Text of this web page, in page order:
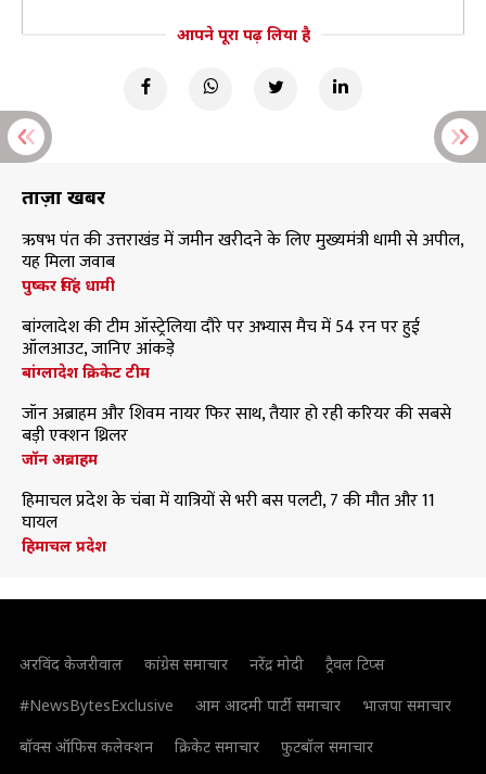
आपने पूरा पढ़ लिया है
ताज़ा खबरें
ऋषभ पंत की उत्तराखंड में जमीन खरीदने के लिए मुख्यमंत्री धामी से अपील,
यह मिला जवाब
पुष्कर सिंह धामी
बांग्लादेश की टीम ऑस्ट्रेलिया दौरे पर अभ्यास मैच में 54 रन पर हुई
ऑलआउट, जानिए आंकड़े
बांग्लादेश क्रिकेट टीम
जॉन अब्राहम और शिवम नायर फिर साथ, तैयार हो रही करियर की सबसे
बड़ी एक्शन थ्रिलर
जॉन अब्राहम
हिमाचल प्रदेश के चंबा में यात्रियों से भरी बस पलटी, 7 की मौत और 11
घायल
हिमाचल प्रदेश
अरविंद केजरीवाल कांग्रेस समाचार नरेंद्र मोदी
ट्रैवल टिप्स
#NewsBytesExclusive
आम आदमी पार्टी समाचार
भाजपा समाचार
बॉक्स ऑफिस कलेक्शन
क्रिकेट समाचार फुटबॉल समाचार